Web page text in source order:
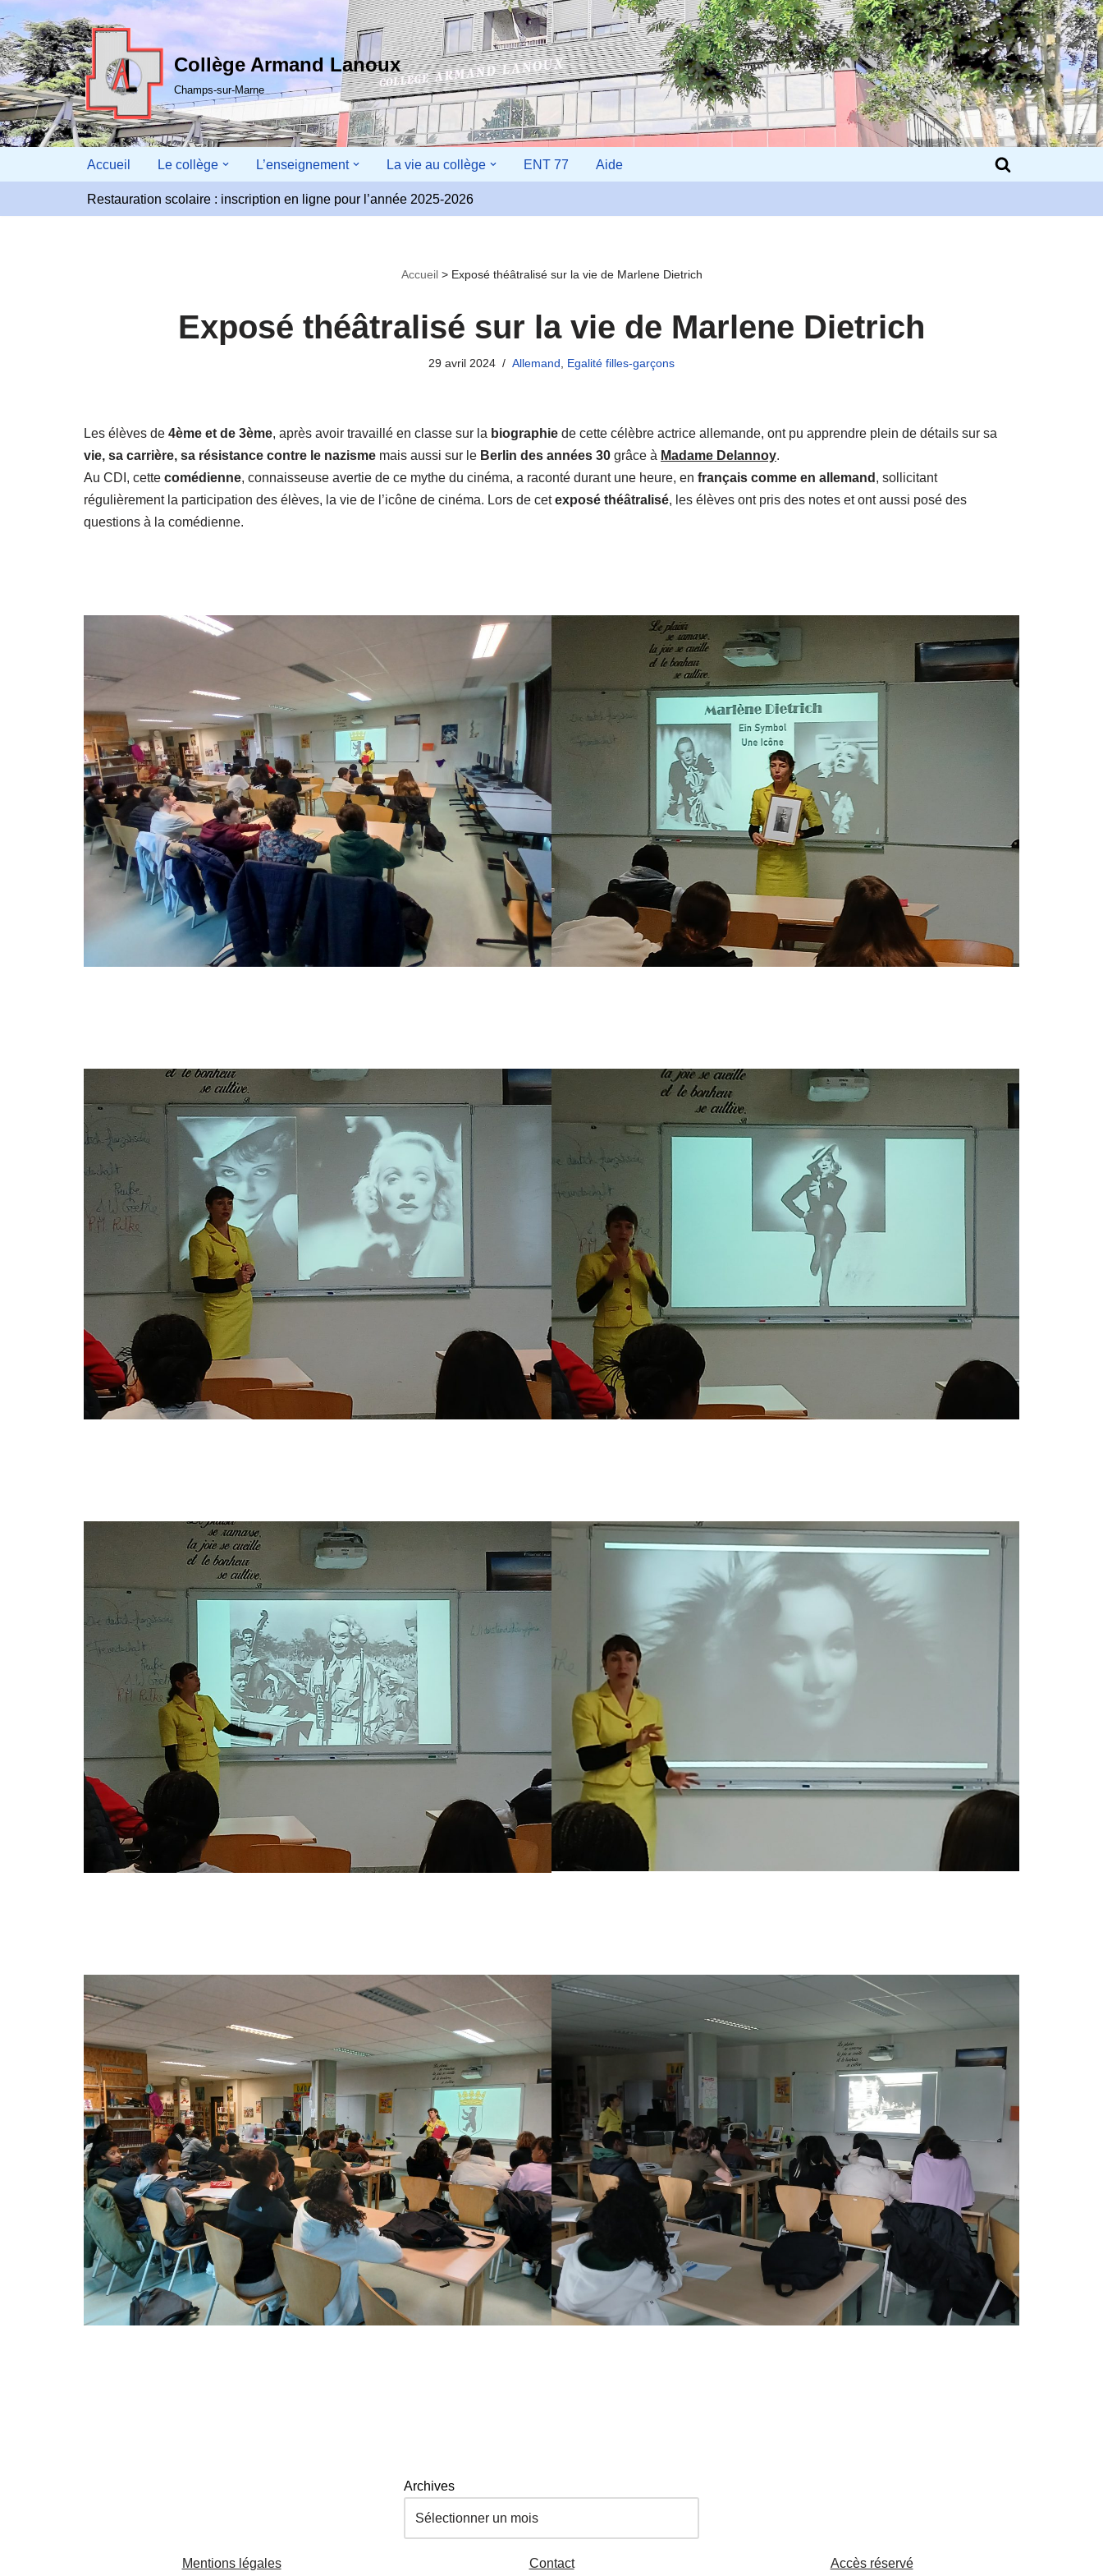
Aller
au
contenu
Collège Armand Lanoux
Champs-sur-Marne
Accueil Le collège L’enseignement La vie au collège ENT 77 Aide
Restauration scolaire : inscription en ligne pour l’année 2025-2026
Accueil> Exposé théâtralisé sur la vie de Marlene Dietrich
Exposé théâtralisé sur la vie de Marlene Dietrich
29 avril 2024 Allemand Egalité filles-garçons
​Les élèves de 4ème et de 3ème, après avoir travaillé en classe sur la biographie de cette célèbre actrice allemande, ont pu apprendre plein de détails sur sa
vie, sa carrière, sa résistance contre le nazisme mais aussi sur le Berlin des années 30 grâce à Madame Delannoy.
Au CDI, cette comédienne, connaisseuse avertie de ce mythe du cinéma, a raconté durant une heure, en français comme en allemand , sollicitant
régulièrement la participation des élèves, la vie de l’icône de cinéma. Lors de cetexposé théâtralisé, les élèves ont pris des notes et ont aussi posé des
questions à la comédienne.
Archives
Mentions légales Contact Accès réservé